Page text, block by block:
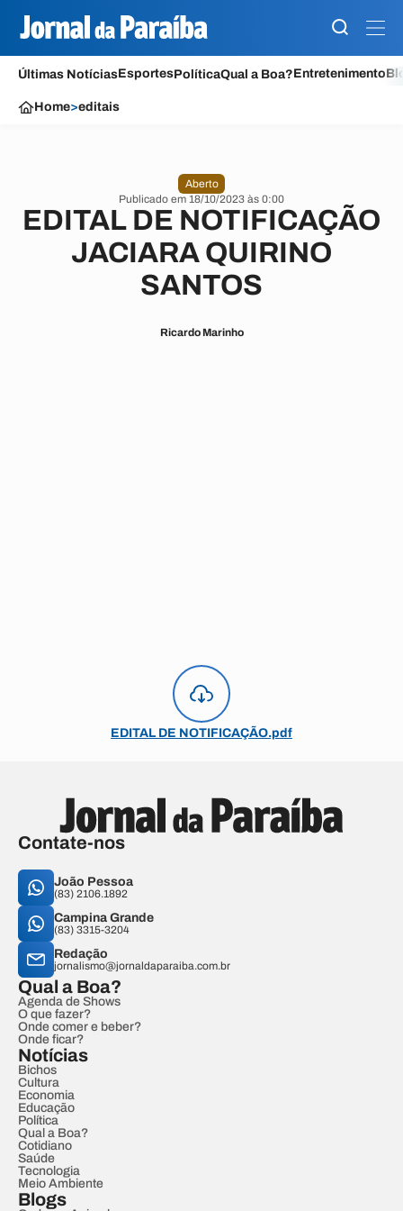
Últimas NotíciasEsportesPolíticaQual a Boa?Entretenimento
Home>editais
Aberto
Publicado em 18/10/2023 às 0:00
EDITAL DE NOTIFICAÇÃO
JACIARA QUIRINO
SANTOS
Ricardo Marinho
EDITAL DE NOTIFICAÇÃO.pdf
Contate-nos
João Pessoa
(83) 2106.1892
Campina Grande
(83) 3315-3204
Redação
jornalismo@jornaldaparaiba.com.br
Qual a Boa?
Agenda de Shows
O que fazer?
Onde comer e beber?
Onde ficar?
Notícias
Bichos
Cultura
Economia
Educação
Política
Qual a Boa?
Cotidiano
Saúde
Tecnologia
Meio Ambiente
Blogs